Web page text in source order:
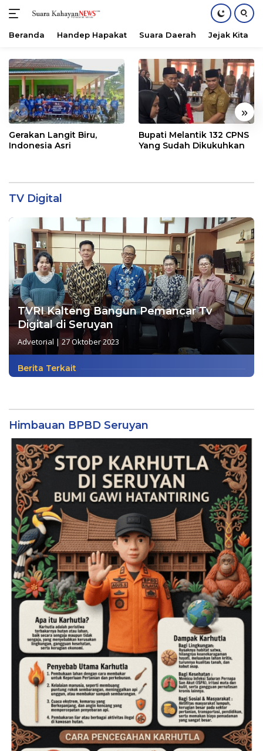
konten
Beranda Handep Hapakat Suara Daerah Jejak Kita
« »
Gerakan Langit Biru,
Indonesia Asri
Bupati Melantik 132 CPNS
Yang Sudah Dikukuhkan
TV Digital
TVRI Kalteng Bangun Pemancar Tv
Digital di Seruyan
Advetorial |27 Oktober 2023
Berita Terkait
Himbauan BPBD Seruyan